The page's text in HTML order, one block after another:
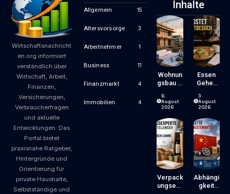
Wirtschaftsnachricht
en.org informiert
verständlich über
Wirtschaft, Arbeit,
Finanzen,
Versicherungen,
Verbraucherfragen
und aktuelle
Entwicklungen. Das
Portal bietet
praxisnahe Ratgeber,
Hintergründe und
Orientierung für
private Haushalte,
Selbstständige und
Allgemein 15
Altersvorsorge 3
Arbeitnehmer 1
Business 11
Finanzmarkt 4
Immobilien 4
Inhalte
Wohnun
Gsbau In
Krise:
Worauf
En Und
Käufer
Bei
Kosten,
Finanzie
Rung
Zeitplan
Achten
6.
August
2026
Essen
Gehen
Zum
Luxus?
Gastron
Omiepre
Ise
Entsteh
En Und
Worauf
Gäste
Achten
Können
3.
August
2026
Verpack
Ungsexp
Abhängi
Gkeit